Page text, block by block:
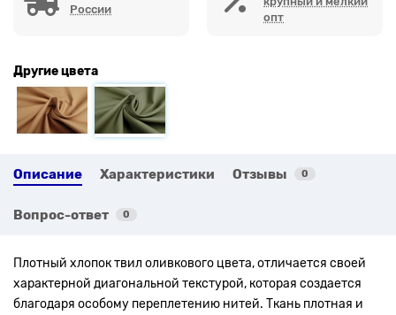
России
опт
Другие цвета
Описание Характеристики Отзывы 0
Вопрос-ответ 0
Плотный хлопок твил оливкового цвета, отличается своей
характерной диагональной текстурой, которая создается
благодаря особому переплетению нитей. Ткань плотная и